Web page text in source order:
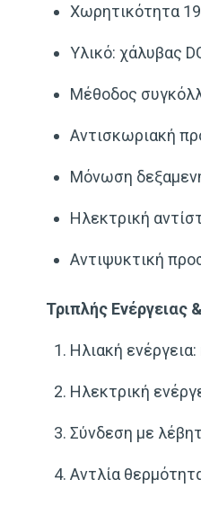
Χωρητικότητα
Υλικό: χάλυβας
Μέθοδος
Αντισκωριακή
Μόνωση
Ηλεκτρική
Αντιψυκτική
Τριπλής Ενέργειας
Ηλιακή
Ηλεκτρική
Σύνδεση με
Αντλία